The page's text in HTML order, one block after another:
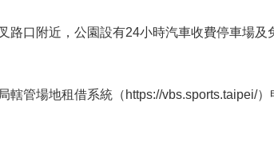
路口附近，公園設有24小時汽車收費停車場
管場地租借系統（https://vbs.sports.taipei/）